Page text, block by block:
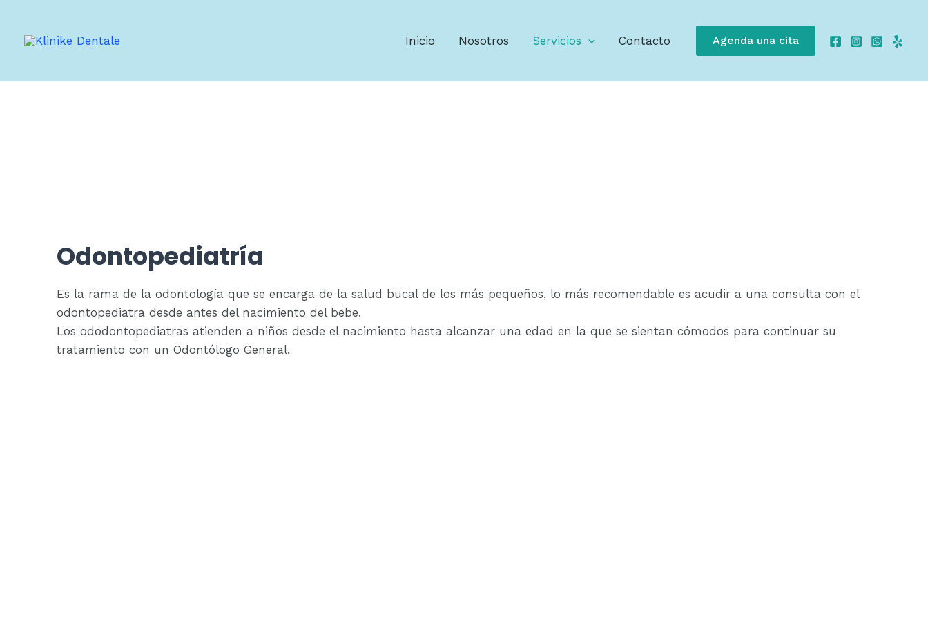
contenido
Inicio Nosotros Servicios Contacto Agenda una cita
Odontopediatría
Es la rama de la odontología que se encarga de la salud bucal de los más pequeños, lo más recomendable es acudir a una consulta con el
odontopediatra desde antes del nacimiento del bebe.
Los ododontopediatras atienden a niños desde el nacimiento hasta alcanzar una edad en la que se sientan cómodos para continuar su
tratamiento con un Odontólogo General.